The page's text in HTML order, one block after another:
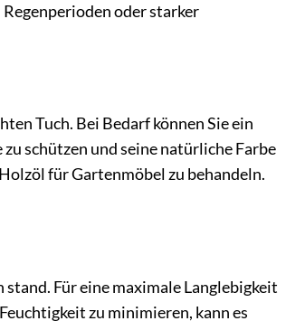
oder starker
Tuch. Bei Bedarf können Sie ein
schützen und seine natürliche Farbe
für Gartenmöbel zu behandeln.
Für eine maximale Langlebigkeit
zu minimieren, kann es